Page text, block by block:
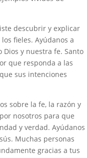
descubrir y explicar
fieles. Ayúdanos a
y nuestra fe. Santo
que responda a las
sus intenciones
sobre la fe, la razón y
nosotros para que
y verdad. Ayúdanos
Muchas personas
gracias a tus